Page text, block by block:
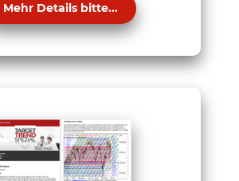
Mehr Details bitte...